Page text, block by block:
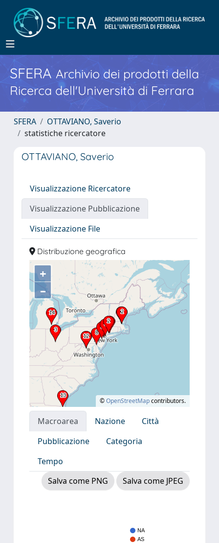
SFERA Archivio dei prodotti della
Ricerca dell'Università di Ferrara
SFERA
OTTAVIANO, Saverio
statistiche ricercatore
OTTAVIANO, Saverio
Visualizzazione Ricercatore
Visualizzazione Pubblicazione
Visualizzazione File
Distribuzione geografica
+
–
©OpenStreetMapcontributors.
Macroarea Nazione
Città
Pubblicazione
Categoria
Tempo
Salva come PNG
Salva come JPEG
NA
AS